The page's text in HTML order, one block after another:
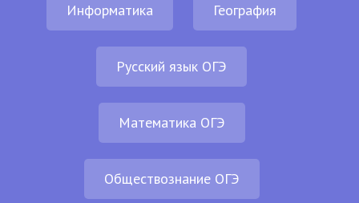
Информатика География
Русский язык ОГЭ
Математика ОГЭ
Обществознание ОГЭ